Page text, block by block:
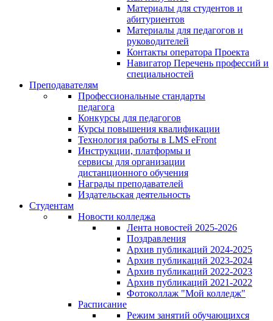
Материалы для студентов и
абитуриентов
Материалы для педагогов и
руководителей
Контакты оператора Проекта
Навигатор Перечень профессий и
специальностей
Преподавателям
Профессиональные стандарты
педагога
Конкурсы для педагогов
Курсы повышения квалификации
Технология работы в LMS eFront
Инструкции, платформы и
сервисы для организации
дистанционного обучения
Награды преподавателей
Издательская деятельность
Студентам
Новости колледжа
Лента новостей 2025-2026
Поздравления
Архив публикаций 2024-2025
Архив публикаций 2023-2024
Архив публикаций 2022-2023
Архив публикаций 2021-2022
Фотоколлаж "Мой колледж"
Расписание
Режим занятий обучающихся